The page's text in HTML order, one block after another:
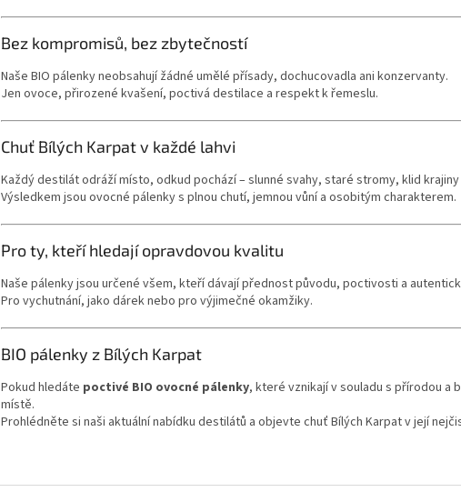
Bez kompromisů, bez zbytečností
Naše BIO pálenky neobsahují žádné umělé přísady, dochucovadla ani konzervanty.
Jen ovoce, přirozené kvašení, poctivá destilace a respekt k řemeslu.
Chuť Bílých Karpat v každé lahvi
Každý destilát odráží místo, odkud pochází – slunné svahy, staré stromy, klid
Výsledkem jsou ovocné pálenky s plnou chutí, jemnou vůní a osobitým charakterem.
Pro ty, kteří hledají opravdovou kvalitu
Naše pálenky jsou určené všem, kteří dávají přednost původu, poctivosti a
Pro vychutnání, jako dárek nebo pro výjimečné okamžiky.
BIO pálenky z Bílých Karpat
Pokud hledáte poctivé BIO ovocné pálenky, které vznikají v souladu s přírodou a
místě.
Prohlédněte si naši aktuální nabídku destilátů a objevte chuť Bílých Karpat v její